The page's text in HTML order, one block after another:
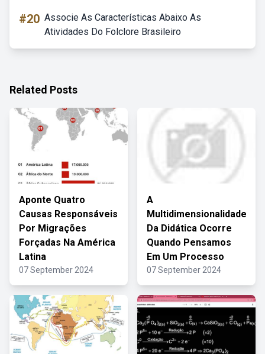
#20 Associe As Características Abaixo As
Atividades Do Folclore Brasileiro
Related Posts
Aponte Quatro
Causas Responsáveis
Por Migrações
Forçadas Na América
Latina
07 September 2024
A
Multidimensionalidade
Da Didática Ocorre
Quando Pensamos
Em Um Processo
07 September 2024